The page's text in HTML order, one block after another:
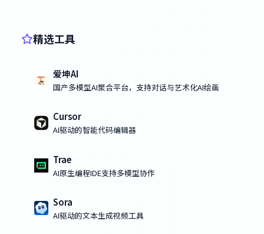
精选工具
爱坤AI
国产多模型AI聚合平台，支持对话与艺术化AI绘画
Cursor
AI驱动的智能代码编辑器
Trae
AI原生编程IDE支持多模型协作
Sora
AI驱动的文本生成视频工具